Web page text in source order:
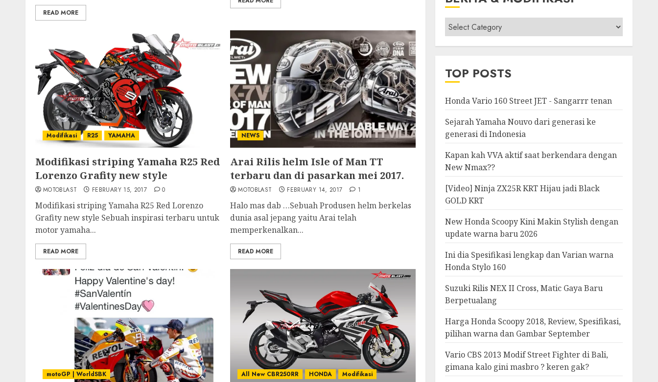
READ MORE
Modifikasi R25 YAMAHA
Modifikasi striping Yamaha R25 Red
Lorenzo Grafity new style
MOTOBLAST FEBRUARY 15, 2017 0
Modifikasi striping Yamaha R25 Red Lorenzo
Grafity new style Sebuah inspirasi terbaru untuk
motor yamaha...
READ MORE
NEWS
Arai Rilis helm Isle of Man TT
terbaru dan di pasarkan mei 2017.
MOTOBLAST FEBRUARY 14, 2017 1
Halo mas dab …Sebuah Produsen helm berkelas
dunia asal jepang yaitu Arai telah
memperkenalkan...
READ MORE
motoGP | WorldSBK All New CBR250RR HONDA Modifikasi
Berita
&
Modifikasi
TOP POSTS
Honda Vario 160 Street JET - Sangarrr tenan
Sejarah Yamaha Nouvo dari generasi ke
generasi di Indonesia
Kapan kah VVA aktif saat berkendara dengan
New Nmax??
[Video] Ninja ZX25R KRT Hijau jadi Black
GOLD KRT
New Honda Scoopy Kini Makin Stylish dengan
update warna baru 2026
Ini dia Spesifikasi lengkap dan Varian warna
Honda Stylo 160
Suzuki Rilis NEX II Cross, Matic Gaya Baru
Berpetualang
Harga Honda Scoopy 2018, Review, Spesifikasi,
pilihan warna dan Gambar September
Vario CBS 2013 Modif Street Fighter di Bali,
gimana kalo gini masbro ? keren gak?